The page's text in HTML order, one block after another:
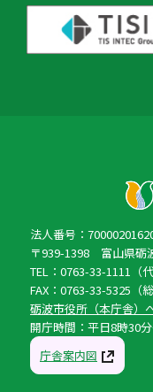
法人番号：
〒939-1398 富山県砺
TEL：0763-33-1111（代
FAX：0763-33-5325（総
砺波市役所（本庁舎）
開庁時間：平日8時30
庁舎案内図